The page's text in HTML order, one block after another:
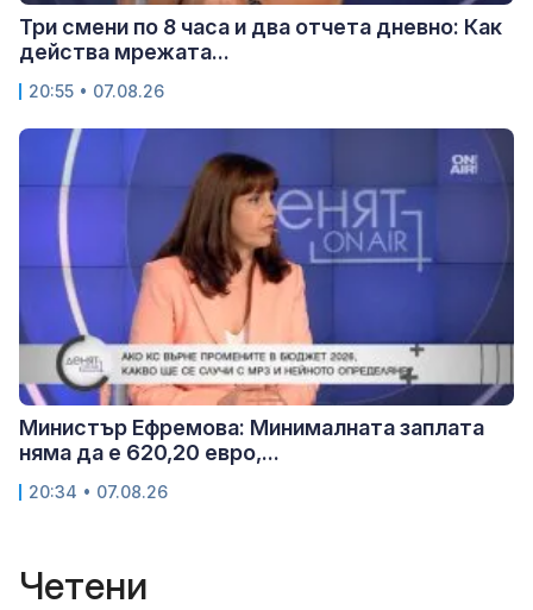
Три смени по 8 часа и два отчета дневно: Как
действа мрежата...
20:55 • 07.08.26
Министър Ефремова: Минималната заплата
няма да е 620,20 евро,...
20:34 • 07.08.26
Четени